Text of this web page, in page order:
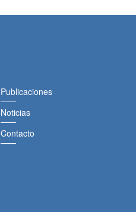
Publicaciones
Noticias
Contacto